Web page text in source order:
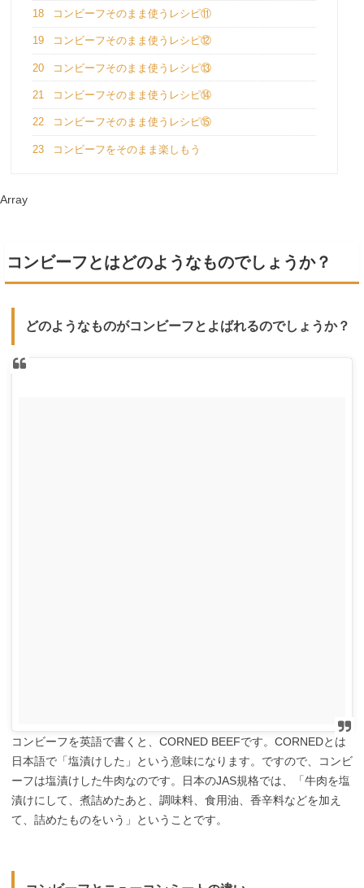
18 コンビーフそのまま使うレシピ⑪
19 コンビーフそのまま使うレシピ⑫
20 コンビーフそのまま使うレシピ⑬
21 コンビーフそのまま使うレシピ⑭
22 コンビーフそのまま使うレシピ⑮
23 コンビーフをそのまま楽しもう
Array
コンビーフとはどのようなものでしょうか？
どのようなものがコンビーフとよばれるのでしょうか？
コンビーフを英語で書くと、CORNED BEEFです。CORNEDとは
日本語で「塩漬けした」という意味になります。ですので、コンビ
ーフは塩漬けした牛肉なのです。日本のJAS規格では、「牛肉を塩
漬けにして、煮詰めたあと、調味料、食用油、香辛料などを加え
て、詰めたものをいう」ということです。